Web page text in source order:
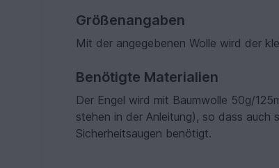
Größenangaben
Mit der angegebenen Wolle wird der
Benötigte Materialien
Der Engel wird mit Baumwolle 50g/
stehen in der Anleitung), so dass
Sicherheitsaugen benötigt.